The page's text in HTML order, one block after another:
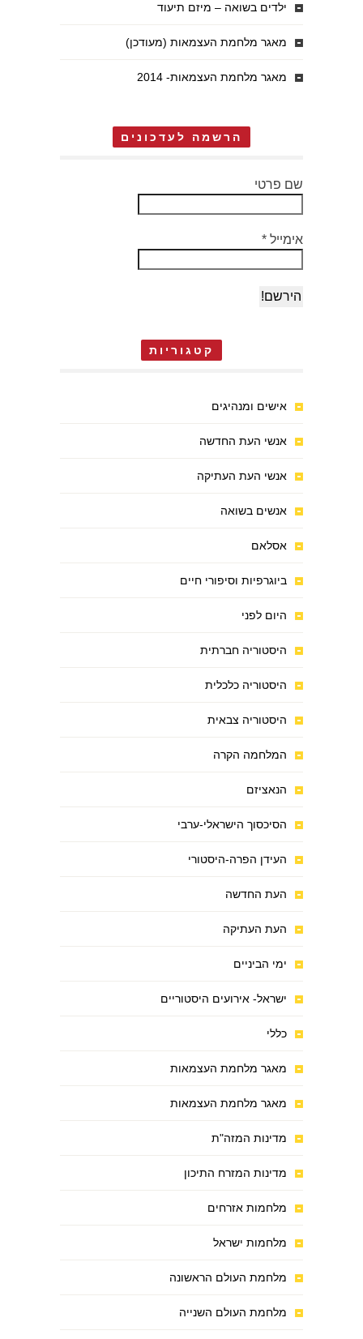
ילדים בשואה – מיזם תיעוד
מאגר מלחמת העצמאות (מעודכן)
מאגר מלחמת העצמאות- 2014
הרשמה לעדכונים
שם פרטי
אימייל *
קטגוריות
אישים ומנהיגים
אנשי העת החדשה
אנשי העת העתיקה
אנשים בשואה
אסלאם
ביוגרפיות וסיפורי חיים
היום לפני
היסטוריה חברתית
היסטוריה כלכלית
היסטוריה צבאית
המלחמה הקרה
הנאציזם
הסיכסוך הישראלי-ערבי
העידן הפרה-היסטורי
העת החדשה
העת העתיקה
ימי הביניים
ישראל- אירועים היסטוריים
כללי
מאגר מלחמת העצמאות
מאגר מלחמת העצמאות
מדינות המזה"ת
מדינות המזרח התיכון
מלחמות אזרחים
מלחמות ישראל
מלחמת העולם הראשונה
מלחמת העולם השנייה